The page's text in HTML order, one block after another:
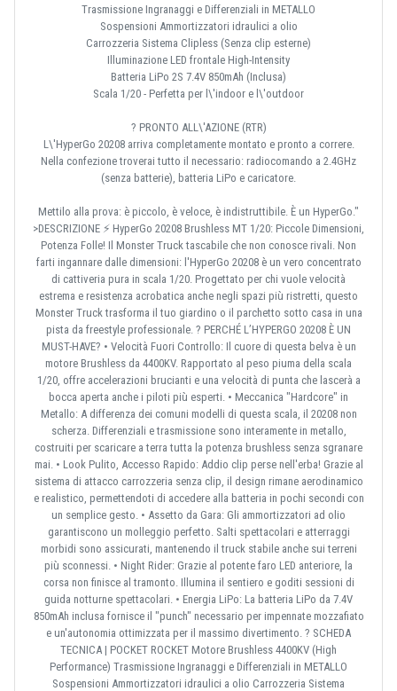
Trasmissione Ingranaggi e Differenziali in METALLO
Sospensioni Ammortizzatori idraulici a olio
Carrozzeria Sistema Clipless (Senza clip esterne)
Illuminazione LED frontale High-Intensity
Batteria LiPo 2S 7.4V 850mAh (Inclusa)
Scala 1/20 - Perfetta per l\'indoor e l\'outdoor
? PRONTO ALL\'AZIONE (RTR)
L\'HyperGo 20208 arriva completamente montato e pronto a correre.
Nella confezione troverai tutto il necessario: radiocomando a 2.4GHz
(senza batterie), batteria LiPo e caricatore.
Mettilo alla prova: è piccolo, è veloce, è indistruttibile. È un HyperGo."
>DESCRIZIONE ⚡ HyperGo 20208 Brushless MT 1/20: Piccole Dimensioni,
Potenza Folle! Il Monster Truck tascabile che non conosce rivali. Non
farti ingannare dalle dimensioni: l'HyperGo 20208 è un vero concentrato
di cattiveria pura in scala 1/20. Progettato per chi vuole velocità
estrema e resistenza acrobatica anche negli spazi più ristretti, questo
Monster Truck trasforma il tuo giardino o il parchetto sotto casa in una
pista da freestyle professionale. ? PERCHÉ L’HYPERGO 20208 È UN
MUST-HAVE? • Velocità Fuori Controllo: Il cuore di questa belva è un
motore Brushless da 4400KV. Rapportato al peso piuma della scala
1/20, offre accelerazioni brucianti e una velocità di punta che lascerà a
bocca aperta anche i piloti più esperti. • Meccanica "Hardcore" in
Metallo: A differenza dei comuni modelli di questa scala, il 20208 non
scherza. Differenziali e trasmissione sono interamente in metallo,
costruiti per scaricare a terra tutta la potenza brushless senza sgranare
mai. • Look Pulito, Accesso Rapido: Addio clip perse nell'erba! Grazie al
sistema di attacco carrozzeria senza clip, il design rimane aerodinamico
e realistico, permettendoti di accedere alla batteria in pochi secondi con
un semplice gesto. • Assetto da Gara: Gli ammortizzatori ad olio
garantiscono un molleggio perfetto. Salti spettacolari e atterraggi
morbidi sono assicurati, mantenendo il truck stabile anche sui terreni
più sconnessi. • Night Rider: Grazie al potente faro LED anteriore, la
corsa non finisce al tramonto. Illumina il sentiero e goditi sessioni di
guida notturne spettacolari. • Energia LiPo: La batteria LiPo da 7.4V
850mAh inclusa fornisce il "punch" necessario per impennate mozzafiato
e un'autonomia ottimizzata per il massimo divertimento. ? SCHEDA
TECNICA | POCKET ROCKET Motore Brushless 4400KV (High
Performance) Trasmissione Ingranaggi e Differenziali in METALLO
Sospensioni Ammortizzatori idraulici a olio Carrozzeria Sistema